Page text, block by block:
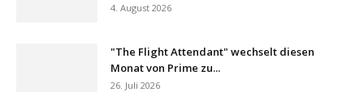
4. August 2026
"The Flight Attendant" wechselt diesen
Monat von Prime zu...
26. Juli 2026